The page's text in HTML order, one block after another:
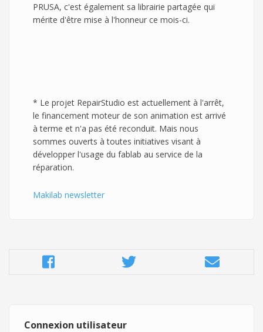
PRUSA, c'est également sa librairie partagée qui
mérite d'être mise à l'honneur ce mois-ci.
* Le projet RepairStudio est actuellement à l'arrêt,
le financement moteur de son animation est arrivé
à terme et n'a pas été reconduit. Mais nous
sommes ouverts à toutes initiatives visant à
développer l'usage du fablab au service de la
réparation.
Makilab newsletter
Connexion utilisateur